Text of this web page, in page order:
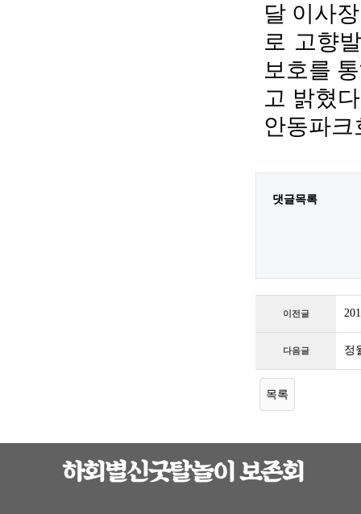
달 이사
로 고향
보호를
고 밝혔
안동파크
댓글목록
이전글
다음글 정
목록